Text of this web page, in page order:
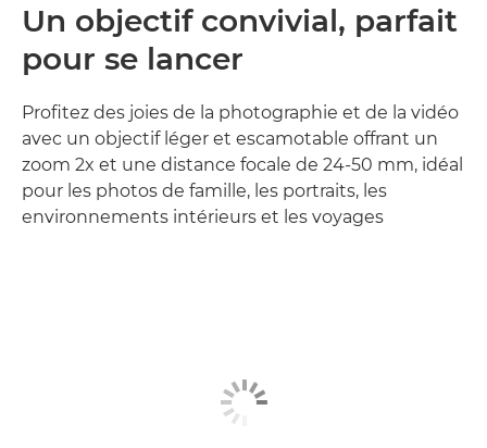
Un objectif convivial, parfait
pour se lancer
Profitez des joies de la photographie et de la vidéo
avec un objectif léger et escamotable offrant un
zoom 2x et une distance focale de 24-50 mm, idéal
pour les photos de famille, les portraits, les
environnements intérieurs et les voyages